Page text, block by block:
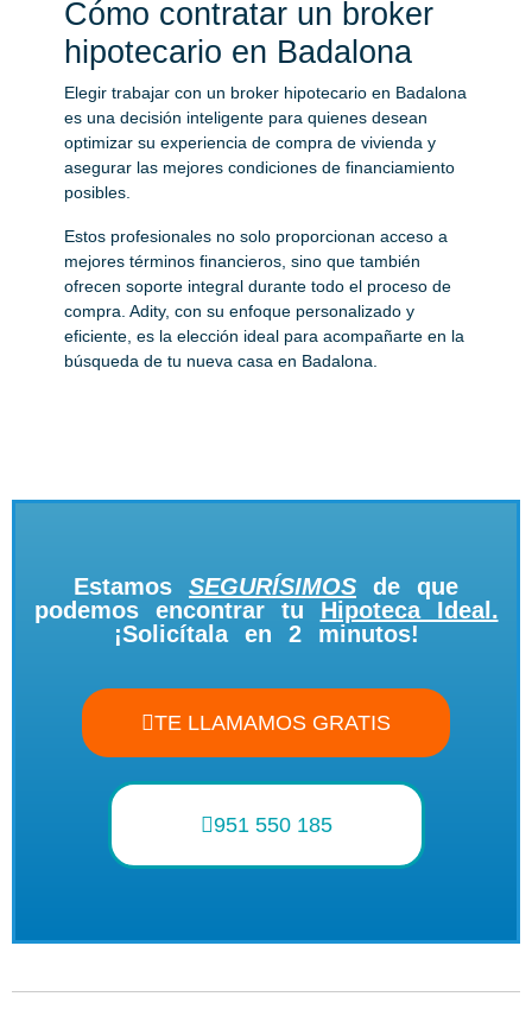
Cómo contratar un broker
hipotecario en Badalona
Elegir trabajar con un broker hipotecario en Badalona
es una decisión inteligente para quienes desean
optimizar su experiencia de compra de vivienda y
asegurar las mejores condiciones de financiamiento
posibles.
Estos profesionales no solo proporcionan acceso a
mejores términos financieros, sino que también
ofrecen soporte integral durante todo el proceso de
compra. Adity, con su enfoque personalizado y
eficiente, es la elección ideal para acompañarte en la
búsqueda de tu nueva casa en Badalona.
Estamos SEGURÍSIMOS
de que
podemos encontrar tu Hipoteca Ideal.
¡Solicítala en 2 minutos!
TE LLAMAMOS GRATIS
951 550 185